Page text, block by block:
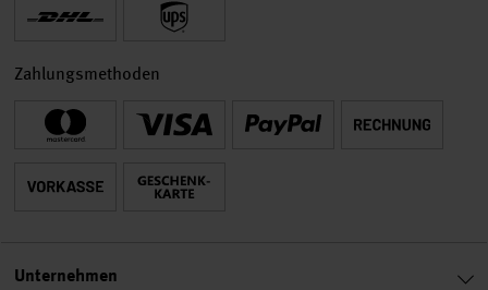
Zahlungsmethoden
Unternehmen